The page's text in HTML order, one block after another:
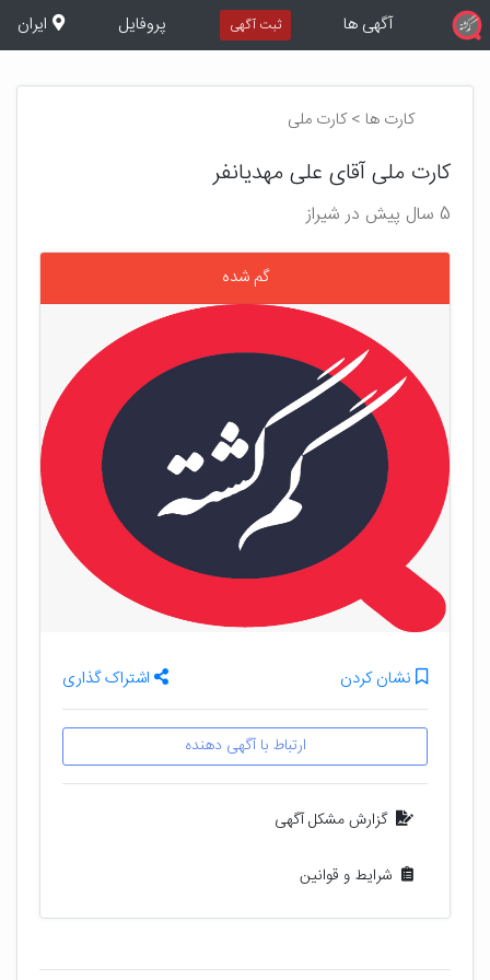
آگهی ها ثبت آگهی پروفایل ایران
کارت ها > کارت ملی
کارت ملی آقای علی مهدیانفر
5 سال پیش در شیراز
گم شده
نشان کردن اشتراک گذاری
ارتباط با آگهی دهنده
گزارش مشکل آگهی
شرایط و قوانین